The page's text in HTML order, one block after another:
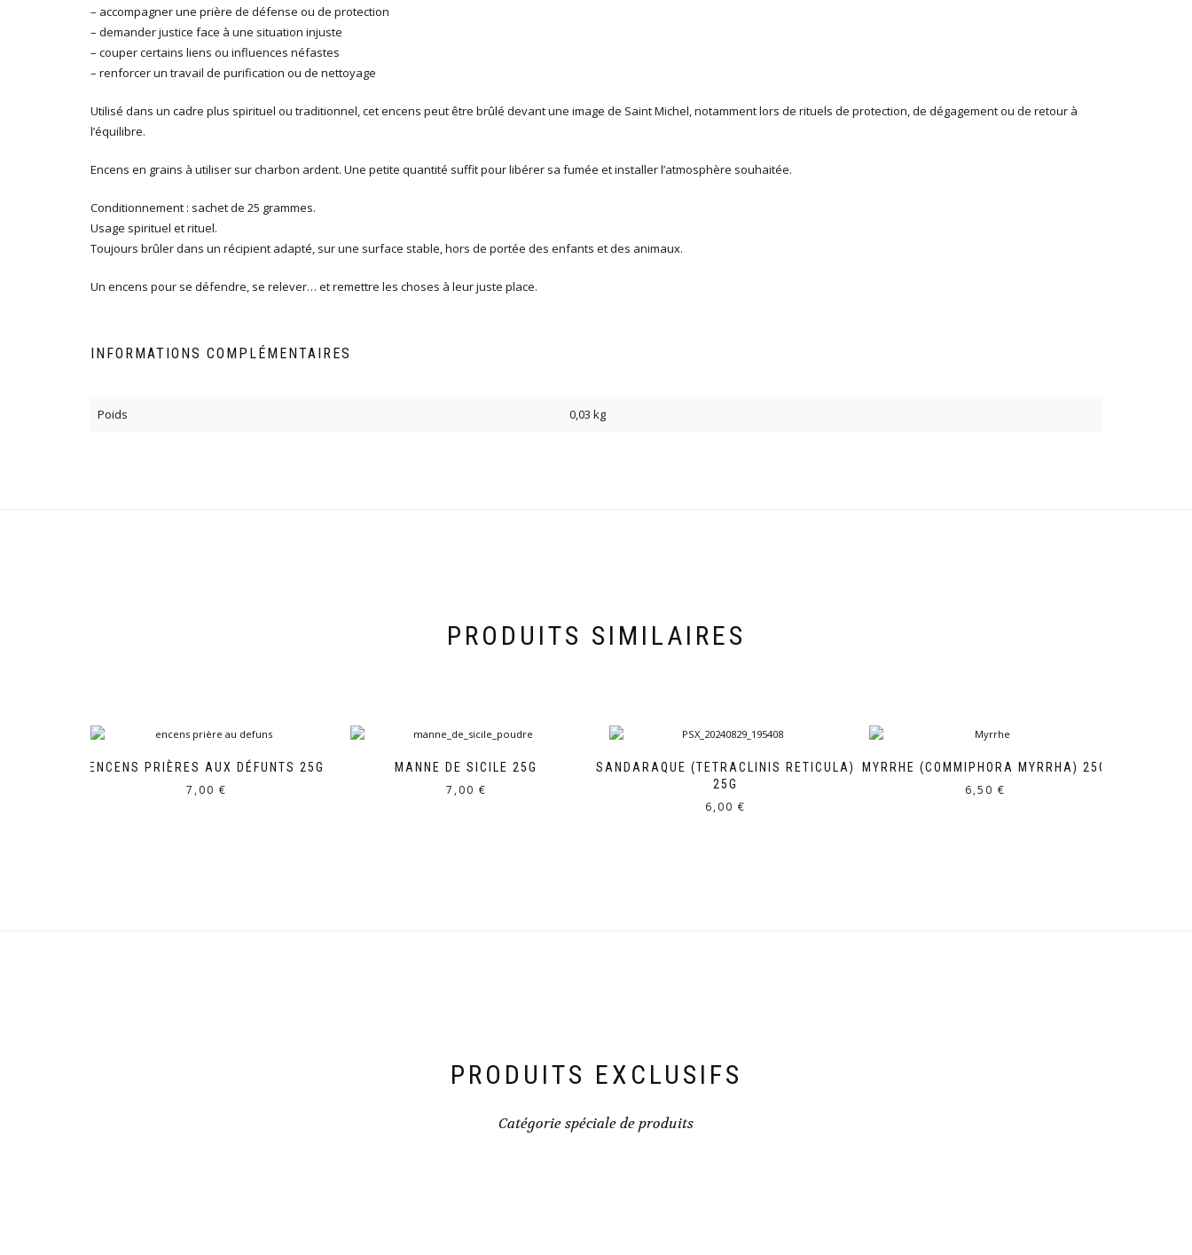
– accompagner une prière de défense ou de protection
– demander justice face à une situation injuste
– couper certains liens ou influences néfastes
– renforcer un travail de purification ou de nettoyage
Utilisé dans un cadre plus spirituel ou traditionnel, cet encens peut être brûlé devant une image de Saint Michel, notamment lors de rituels de protection, de dégagement ou de retour à
l’équilibre.
Encens en grains à utiliser sur charbon ardent. Une petite quantité suffit pour libérer sa fumée et installer l’atmosphère souhaitée.
Conditionnement : sachet de 25 grammes.
Usage spirituel et rituel.
Toujours brûler dans un récipient adapté, sur une surface stable, hors de portée des enfants et des animaux.
Un encens pour se défendre, se relever… et remettre les choses à leur juste place.
INFORMATIONS COMPLÉMENTAIRES
Poids 0,03 kg
PRODUITS SIMILAIRES
ENCENS PRIÈRES AUX DÉFUNTS 25G
7,00€
MANNE DE SICILE 25G
7,00 €
SANDARAQUE (TETRACLINIS RETICULA)
25G
6,00€
MYRRHE (COMMIPHORA MYRRHA) 25G
6,50 €
PRODUITS EXCLUSIFS
Catégorie spéciale de produits